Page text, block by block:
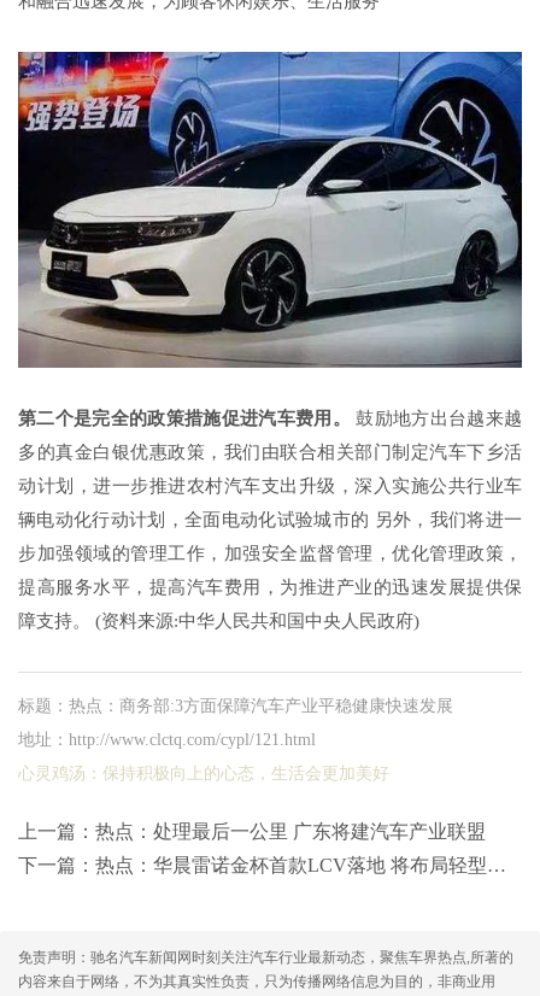
第二个是完全的政策措施促进汽车费用。鼓励地方出台越来越
多的真金白银优惠政策，我们由联合相关部门制定汽车下乡活
动计划，进一步推进农村汽车支出升级，深入实施公共行业车
辆电动化行动计划，全面电动化试验城市的 另外，我们将进一
步加强领域的管理工作，加强安全监督管理，优化管理政策，
提高服务水平，提高汽车费用，为推进产业的迅速发展提供保
障支持。 (资料来源:中华人民共和国中央人民政府)
标题：热点：商务部:3方面保障汽车产业平稳健康快速发展
地址：http://www.clctq.com/cypl/121.html
心灵鸡汤： 保持积极向上的心态，生活会更加美好
上一篇： 热点：处理最后一公里 广东将建汽车产业联盟
下一篇： 热点：华晨雷诺金杯首款LCV落地 将布局轻型商用车市场
免责声明：驰名汽车新闻网时刻关注汽车行业最新动态，聚焦车界热点,所著的
内容来自于网络，不为其真实性负责，只为传播网络信息为目的，非商业用